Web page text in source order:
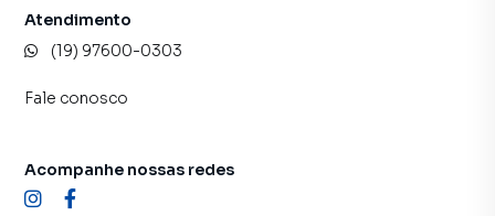
Atendimento
(19) 97600-0303
Fale conosco
Acompanhe nossas redes